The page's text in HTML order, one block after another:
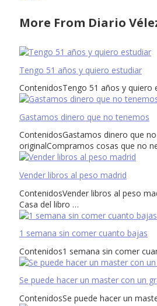
More From Diario
Tengo 51 años y quiero estudiar
ContenidosTengo 51 años y
Gastamos dinero que no tenemos
ContenidosGastamos dinero que
originalCompramos cosas que no
Vender libros al peso madrid
ContenidosVender libros al peso
Casa del libro …
1 semana sin comer cuanto bajas
Contenidos1 semana sin comer
Se puede hacer un master con un
ContenidosSe puede hacer un